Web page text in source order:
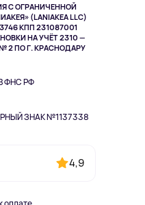
С ОГРАНИЧЕННОЙ
(LANIAKEA LLC)
КПП 231087001
НА УЧЁТ 2310 —
2 ПО Г. КРАСНОДАРУ
ФНС РФ
ЗНАК №1137338
4,9